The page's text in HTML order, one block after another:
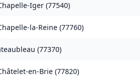
Iger (77540)
la-Reine (77760)
(77370)
en-Brie (77820)